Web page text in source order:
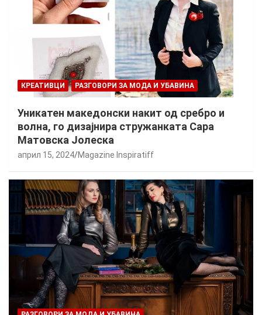
КРЕАТИВЦИ РАЗГОВОРИ ЗА МОДА И УБАВИНА
Уникатен македонски накит од сребро и
волна, го дизајнира стружанката Сара
Матовска Јолеска
април 15, 2024 Magazine Inspiratiff